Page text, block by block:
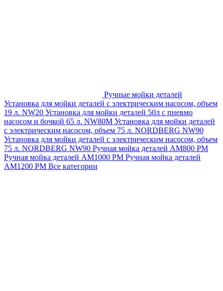
Ручные мойки деталей
Установка для мойки деталей с электрическим насосом, объем
19 л. NW20 Установка для мойки деталей 50л с пневмо
насосом и бочкой 65 л. NW80M Установка для мойки деталей
с электрическим насосом, объем 75 л. NORDBERG NW90
Установка для мойки деталей с электрическим насосом, объем
75 л. NORDBERG NW90 Ручная мойка деталей АМ800 РМ
Ручная мойка деталей АМ1000 РМ Ручная мойка деталей
АМ1200 РМ Все категории